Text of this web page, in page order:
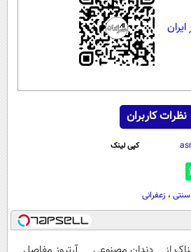
نظرات کاربران
کپی لینک
، زعفرانی